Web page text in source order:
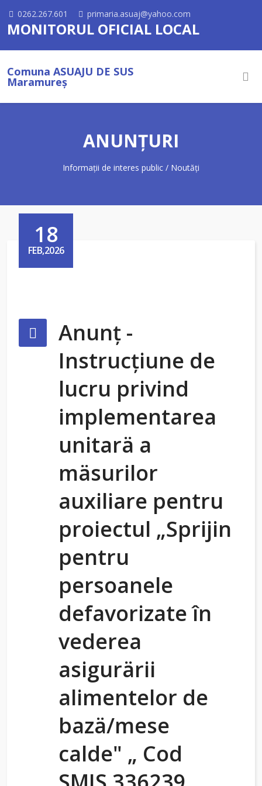
0262.267.601 primaria.asuaj@yahoo.com
MONITORUL OFICIAL LOCAL
Comuna ASUAJU DE SUS
Maramureș
ANUNȚURI
Informații de interes public / Noutăți
18
FEB,2026
Anunț -
Instrucțiune de
lucru privind
implementarea
unitarä a
mäsurilor
auxiliare pentru
proiectul „Sprijin
pentru
persoanele
defavorizate în
vederea
asigurärii
alimentelor de
bazä/mese
calde" „ Cod